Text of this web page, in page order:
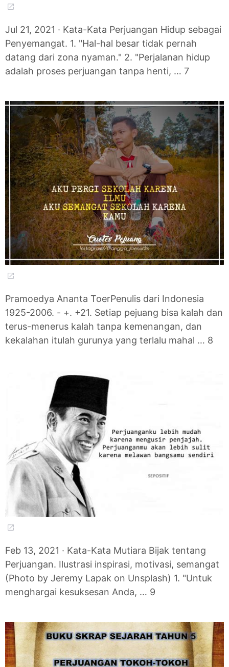
Jul 21, 2021 · Kata-Kata Perjuangan Hidup sebagai
Penyemangat. 1. "Hal-hal besar tidak pernah
datang dari zona nyaman." 2. "Perjalanan hidup
adalah proses perjuangan tanpa henti, … 7
Pramoedya Ananta ToerPenulis dari Indonesia
1925-2006. - +. +21. Setiap pejuang bisa kalah dan
terus-menerus kalah tanpa kemenangan, dan
kekalahan itulah gurunya yang terlalu mahal … 8
Feb 13, 2021 · Kata-Kata Mutiara Bijak tentang
Perjuangan. Ilustrasi inspirasi, motivasi, semangat
(Photo by Jeremy Lapak on Unsplash) 1. "Untuk
menghargai kesuksesan Anda, … 9